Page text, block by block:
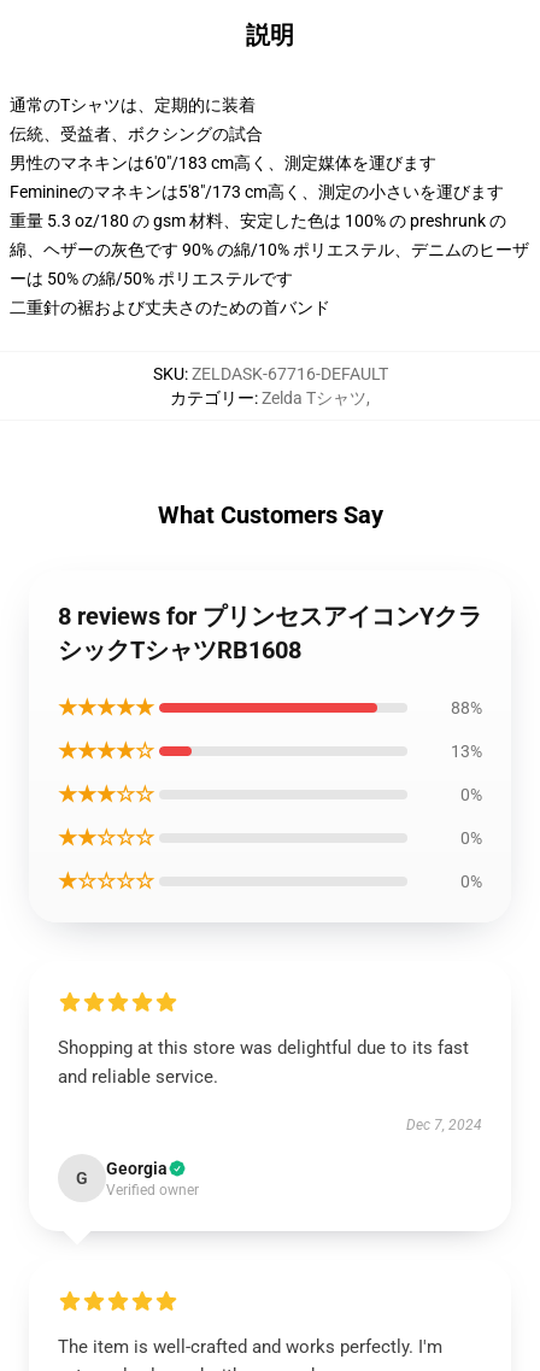
説明
通常のTシャツは、定期的に装着
伝統、受益者、ボクシングの試合
男性のマネキンは6'0"/183 cm高く、測定媒体を運びます
Feminineのマネキンは5'8"/173 cm高く、測定の小さいを運びます
重量 5.3 oz/180 の gsm 材料、安定した色は 100% の preshrunk の
綿、ヘザーの灰色です 90% の綿/10% ポリエステル、デニムのヒーザ
ーは 50% の綿/50% ポリエステルです
二重針の裾および丈夫さのための首バンド
SKU:ZELDASK-67716-DEFAULT
カテゴリー:Zelda Tシャツ,
What Customers Say
8 reviews for プリンセスアイコンYクラ
シックTシャツRB1608
★★★★★ 88%
★★★★☆ 13%
★★★☆☆ 0%
★★☆☆☆ 0%
★☆☆☆☆ 0%
Shopping at this store was delightful due to its fast
and reliable service.
Dec 7, 2024
G Georgia
Verified owner
The item is well-crafted and works perfectly. I'm